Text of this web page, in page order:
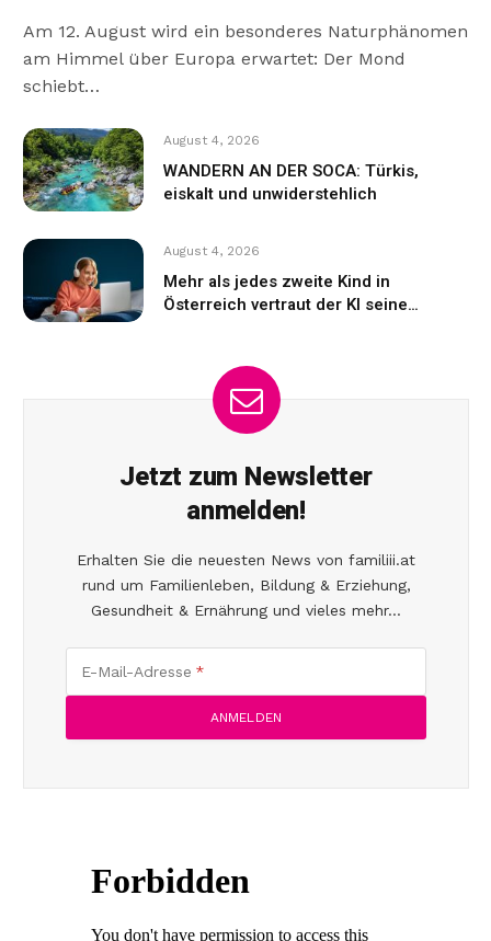
Am 12. August wird ein besonderes Naturphänomen
am Himmel über Europa erwartet: Der Mond
schiebt…
August 4, 2026
WANDERN AN DER SOCA: Türkis,
eiskalt und unwiderstehlich
August 4, 2026
Mehr als jedes zweite Kind in
Österreich vertraut der KI seine
Jetzt zum Newsletter
anmelden!
Erhalten Sie die neuesten News von familiii.at
rund um Familienleben, Bildung & Erziehung,
Gesundheit & Ernährung und vieles mehr...
E-Mail-Adresse